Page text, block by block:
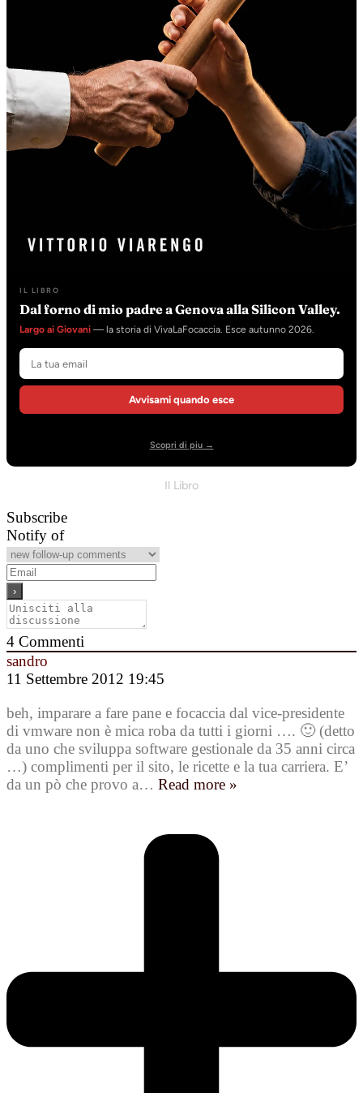
IL LIBRO
Dal forno di mio padre a Genova alla Silicon Valley.
Largo ai Giovani — la storia di VivaLaFocaccia. Esce autunno 2026.
Avvisami quando esce
Scopri di piu →
Il Libro
Subscribe
Notify of
4 Commenti
sandro
11 Settembre 2012 19:45
beh, imparare a fare pane e focaccia dal vice-presidente
di vmware non è mica roba da tutti i giorni …. 🙂 (detto
da uno che sviluppa software gestionale da 35 anni circa
…) complimenti per il sito, le ricette e la tua carriera. E’
da un pò che provo a… Read more »